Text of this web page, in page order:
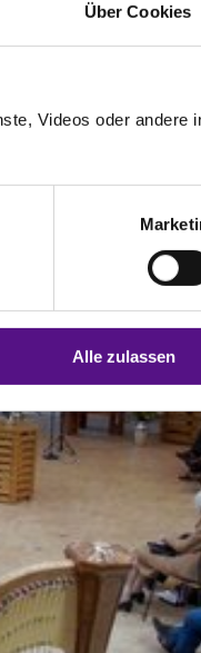
Über Cookies
Videos oder andere
Alle zulassen